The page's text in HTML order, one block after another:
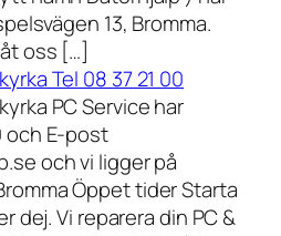
13, Bromma.
oss […]
Tel 08 37 21 00
PC Service har
och E-post
och vi ligger på
Öppet tider Starta
dej. Vi reparera din PC &